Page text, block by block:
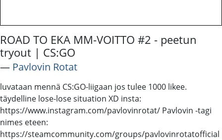
ROAD TO EKA MM-VOITTO #2 - peetun
tryout | CS:GO
― Pavlovin Rotat
luvataan mennä CS:GO-liigaan jos tulee 1000 likee.
täydelline lose-lose situation XD insta:
https://www.instagram.com/pavlovinrotat/ Pavlovin -tagi
nimes eteen:
https://steamcommunity.com/groups/pavlovinrotatofficial